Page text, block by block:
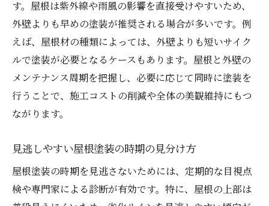
口コミ評価が高い屋根塗装の共通点を解説
悪質業者を避けて屋根塗装を成功させる秘訣
屋根塗装で注意したい悪質業者の見分け方
外壁塗装で話題の悪質業者リストを事前確
認
屋根塗装の契約前に重要なチェックポイン
トラブルを防ぐための屋根塗装業者選び
屋根塗装の誠実な業者を選ぶための質問例
す。屋根は紫外線や雨風の影響を直接受けやすいため、
外壁よりも早めの塗装が推奨される場合が多いです。例
えば、屋根材の種類によっては、外壁よりも短いサイク
ルで塗装が必要となるケースもあります。屋根と外壁の
メンテナンス周期を把握し、必要に応じて同時に塗装を
行うことで、施工コストの削減や全体の美観維持にもつ
ながります。
見逃しやすい屋根塗装の時期の見分け方
屋根塗装の時期を見逃さないためには、定期的な目視点
検や専門家による診断が有効です。特に、屋根の上部は